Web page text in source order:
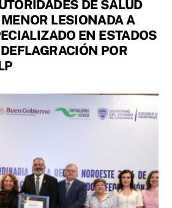
DE SALUD
LESIONADA A
EN ESTADOS
POR